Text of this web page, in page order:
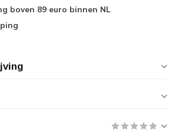
boven 89 euro binnen NL